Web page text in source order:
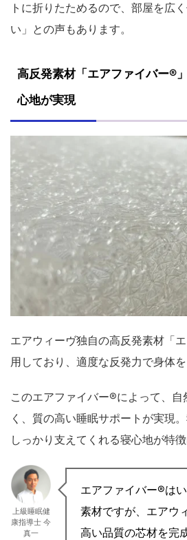
トに折りたためるので、部屋を広
い」との声もあります。
高反発素材「エアファイバー®
心地が実現
エアウィーヴ独自の高反発素材「
用しており、適度な反発力で身体
このエアファイバー®によって、
く、質の高い睡眠サポートが実現
しっかり支えてくれる寝心地が特徴
上級睡眠健
康指導士 今
真一
エアファイバー®は
素材ですが、エアウ
高い品質の芯材を完